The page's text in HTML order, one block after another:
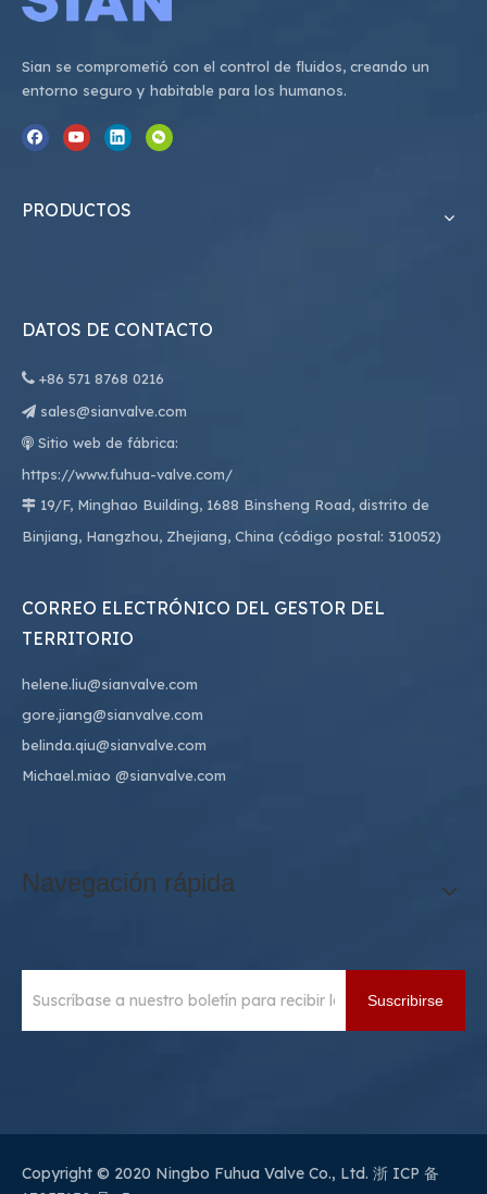
Sian se comprometió con el control de fluidos, creando un
entorno seguro y habitable para los humanos.
PRODUCTOS
DATOS DE CONTACTO
 +86 571 8768 0216
 sales@sianvalve.com
 Sitio web de fábrica:
https://www.fuhua-valve.com/
 19/F, Minghao Building, 1688 Binsheng Road, distrito de
Binjiang, Hangzhou, Zhejiang, China (código postal: 310052)
CORREO ELECTRÓNICO DEL GESTOR DEL
TERRITORIO
helene.liu@sianvalve.com
gore.jiang@sianvalve.com
belinda.qiu@sianvalve.com
Michael.miao @sianvalve.com
Navegación rápida
Suscribirse
Copyright © 2020 Ningbo Fuhua Valve Co., Ltd. 浙 ICP 备